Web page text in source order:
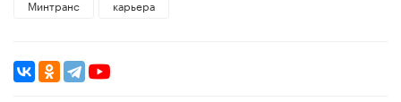
Минтранс
карьера